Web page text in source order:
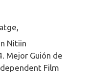
Nitiin
Mejor Guión de
Film